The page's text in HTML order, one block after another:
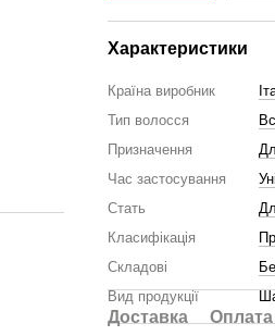
Характеристики
Країна виробник
Тип волосся
Призначення
Час застосування
Стать
Класифікація
Складові
Вид продукції
Доставка Оплата